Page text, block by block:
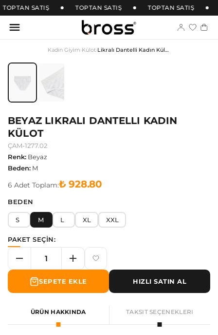
TOPTAN SATIŞ TOPTAN SATIŞ TOPTAN SATIŞ
Kadın Giyim›Külot› Likralı Dantelli Kadın Külot
BEYAZ LIKRALI DANTELLI KADIN
KÜLOT
ÇAM-1277.02
Renk: Beyaz
Beden: M
6 Adet Toplam:₺ 928.80
BEDEN
S M L XL XXL
PAKET SEÇİN:
SEPETE EKLE HIZLI SATIN AL
ÜRÜN HAKKINDA TAKSIT SEÇENEKLERI